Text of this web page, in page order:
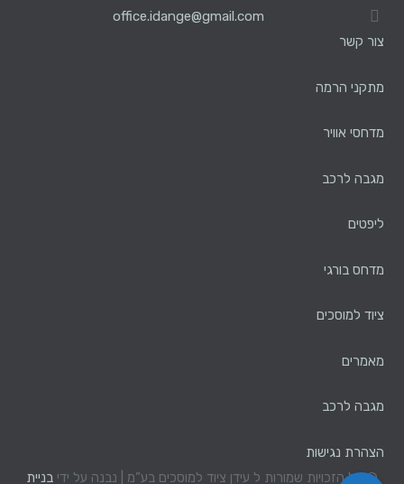
office.idange@gmail.com
צור קשר
מתקני הרמה
מדחסי אוויר
מגבה לרכב
ליפטים
מדחס בורגי
ציוד למוסכים
מאמרים
מגבה לרכב
הצהרת נגישות
© כל הזכויות שמורות ל עידן ציוד למוסכים בע”מ | נבנה על ידי בניית